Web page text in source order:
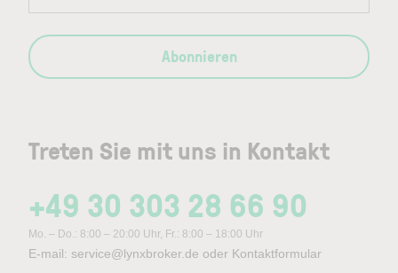
Treten Sie mit uns in Kontakt
+49 30 303 28 66 90
Mo. – Do.: 8:00 – 20:00 Uhr, Fr.: 8:00 – 18:00 Uhr
E-mail: service@lynxbroker.de oder Kontaktformular
Abonnieren